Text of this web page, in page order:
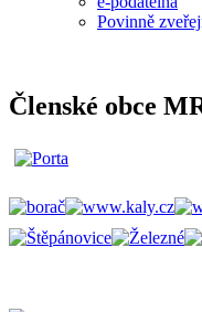
Povinně
Členské obce